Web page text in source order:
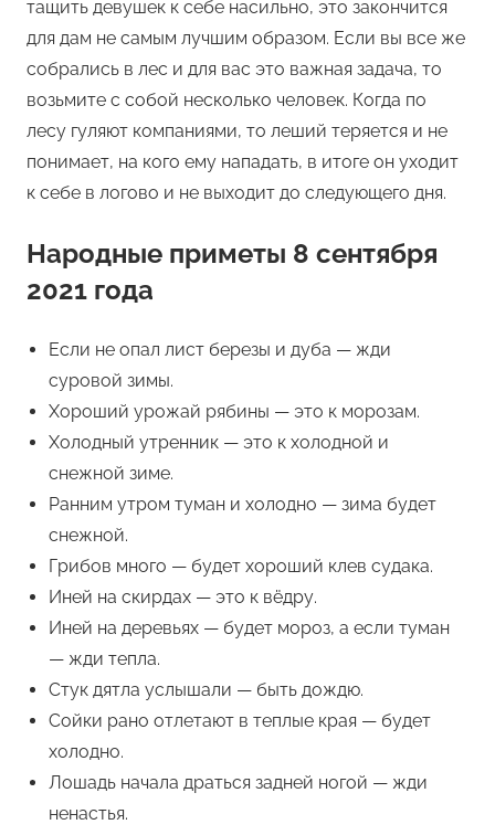
тащить девушек к себе насильно, это закончится
для дам не самым лучшим образом. Если вы все же
собрались в лес и для вас это важная задача, то
возьмите с собой несколько человек. Когда по
лесу гуляют компаниями, то леший теряется и не
понимает, на кого ему нападать, в итоге он уходит
к себе в логово и не выходит до следующего дня.
Народные приметы 8 сентября
2021 года
Если не опал лист березы и дуба — жди
суровой зимы.
Хороший урожай рябины — это к морозам.
Холодный утренник — это к холодной и
снежной зиме.
Ранним утром туман и холодно — зима будет
снежной.
Грибов много — будет хороший клев судака.
Иней на скирдах — это к вёдру.
Иней на деревьях — будет мороз, а если туман
— жди тепла.
Стук дятла услышали — быть дождю.
Сойки рано отлетают в теплые края — будет
холодно.
Лошадь начала драться задней ногой — жди
ненастья.